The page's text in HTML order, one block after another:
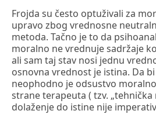
Frojda su često optuživali za
upravo zbog vrednosne
metoda. Tačno je to da
moralno ne vrednuje sadržaje
ali sam taj stav nosi jednu
osnovna vrednost je istina. Da
neophodno je odsustvo
strane terapeuta ( tzv. „tehnička
dolaženje do istine nije